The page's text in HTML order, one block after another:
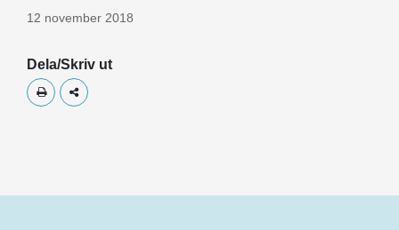
12 november 2018
Dela/Skriv ut
Skriv utDela